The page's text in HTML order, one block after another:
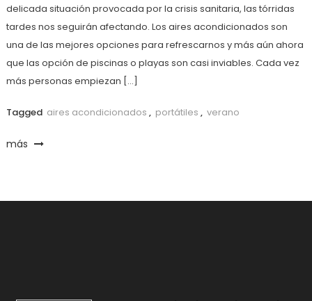
delicada situación provocada por la crisis sanitaria, las tórridas
tardes nos seguirán afectando. Los aires acondicionados son
una de las mejores opciones para refrescarnos y más aún ahora
que las opción de piscinas o playas son casi inviables. Cada vez
más personas empiezan […]
Tagged aires acondicionados , portátiles , verano
más